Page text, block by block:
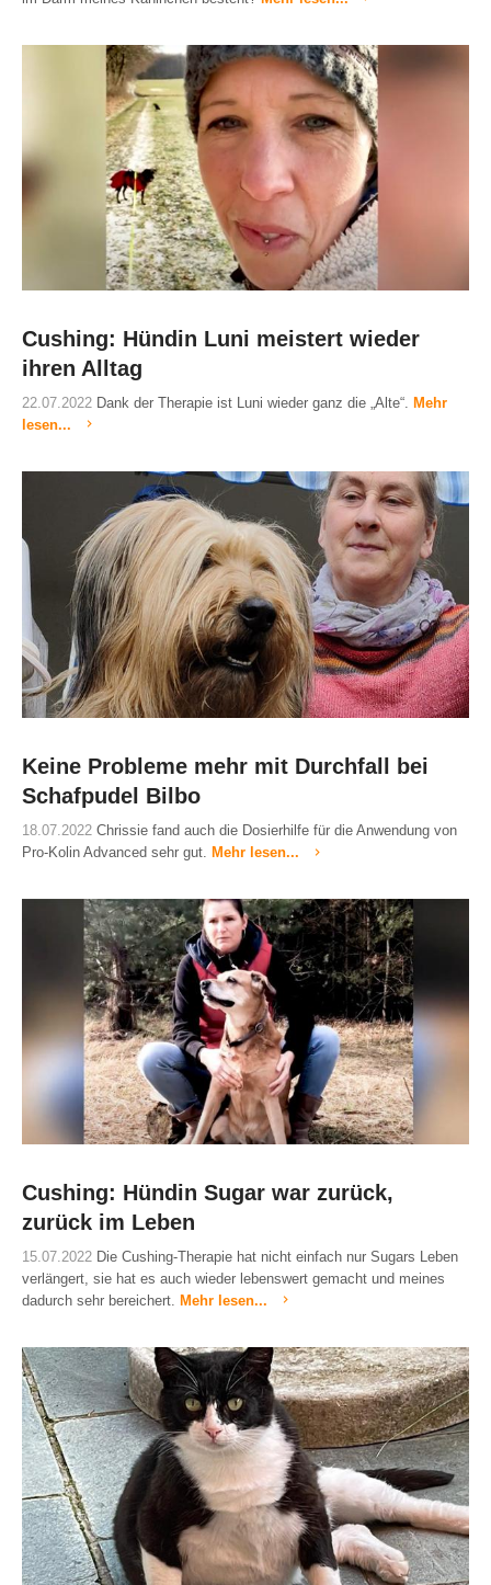
Cushing: Hündin Luni meistert wieder
ihren Alltag
22.07.2022 Dank der Therapie ist Luni wieder ganz die „Alte“.
Mehr
lesen...
Keine Probleme mehr mit Durchfall bei
Schafpudel Bilbo
18.07.2022 Chrissie fand auch die Dosierhilfe für die Anwendung von
Pro-Kolin Advanced sehr gut. Mehr lesen...
Cushing: Hündin Sugar war zurück,
zurück im Leben
15.07.2022 Die Cushing-Therapie hat nicht einfach nur Sugars Leben
verlängert, sie hat es auch wieder lebenswert gemacht und meines
dadurch sehr bereichert. Mehr lesen...